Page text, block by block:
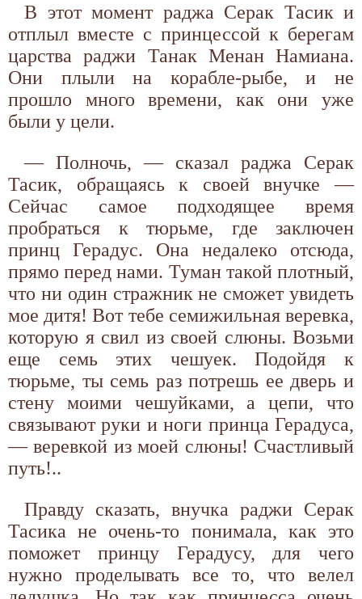
В этот момент раджа Серак Тасик и
отплыл вместе с принцессой к берегам
царства раджи Танак Менан Намиана.
Они плыли на корабле-рыбе, и не
прошло много времени, как они уже
были у цели.
— Полночь, — сказал раджа Серак
Тасик, обращаясь к своей внучке —
Сейчас самое подходящее время
пробраться к тюрьме, где заключен
принц Герадус. Она недалеко отсюда,
прямо перед нами. Туман такой плотный,
что ни один стражник не сможет увидеть
мое дитя! Вот тебе семижильная веревка,
которую я свил из своей слюны. Возьми
еще семь этих чешуек. Подойдя к
тюрьме, ты семь раз потрешь ее дверь и
стену моими чешуйками, а цепи, что
связывают руки и ноги принца Герадуса,
— веревкой из моей слюны! Счастливый
путь!..
Правду сказать, внучка раджи Серак
Тасика не очень-то понимала, как это
поможет принцу Герадусу, для чего
нужно проделывать все то, что велел